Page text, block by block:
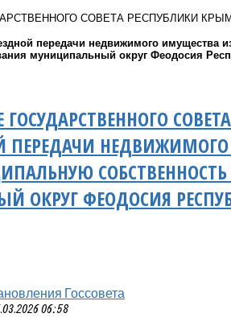
СОВЕТА РЕСПУБЛИКИ КРЫМ
передачи недвижимого имущества
муниципальный округ Феодосия
ГОСУДАРСТВЕННОГО
ПЕРЕДАЧИ
ОКРУГ ФЕОДОСИЯ
Госсовета
06:58